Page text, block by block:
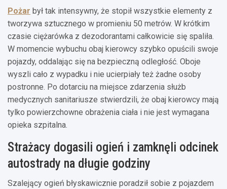
Pożar był tak intensywny, że stopił wszystkie elementy z
tworzywa sztucznego w promieniu 50 metrów. W krótkim
czasie ciężarówka z dezodorantami całkowicie się spaliła.
W momencie wybuchu obaj kierowcy szybko opuścili swoje
pojazdy, oddalając się na bezpieczną odległość. Oboje
wyszli cało z wypadku i nie ucierpiały też żadne osoby
postronne. Po dotarciu na miejsce zdarzenia służb
medycznych sanitariusze stwierdzili, że obaj kierowcy mają
tylko powierzchowne obrażenia ciała i nie jest wymagana
opieka szpitalna.
Strażacy dogasili ogień i zamknęli odcinek
autostrady na długie godziny
Szalejący ogień błyskawicznie poradził sobie z pojazdem